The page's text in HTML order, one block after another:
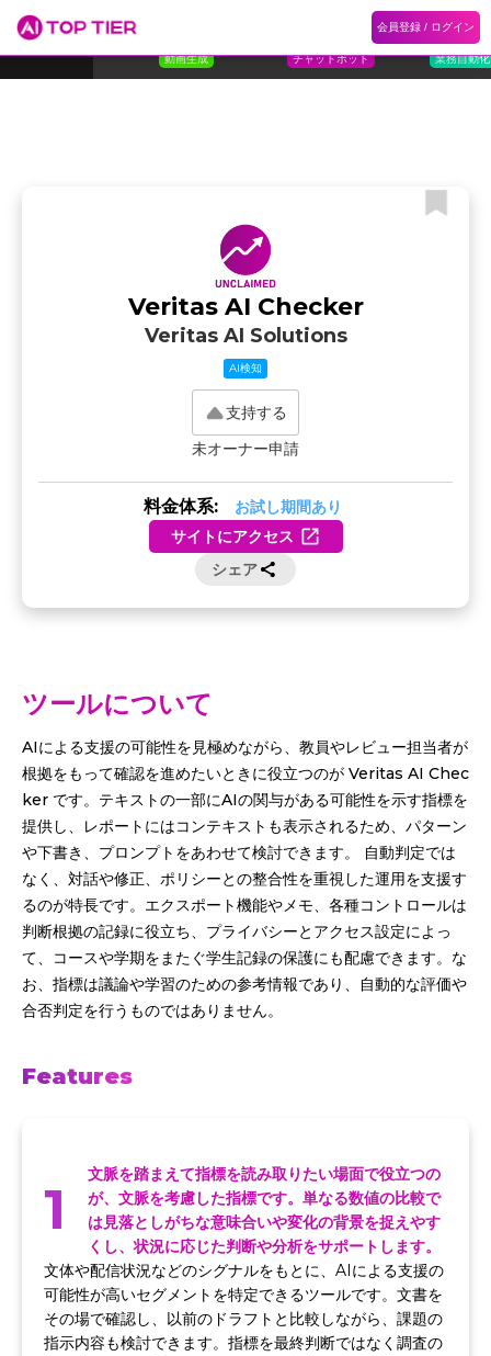
会員登録 / ログイン
ランキング
動画生成 チャットボット
3
Flokzu
業務自動化
Veritas AI Checker
Veritas AI Solutions
AI検知
支持する
未オーナー申請
料金体系: お試し期間あり
サイトにアクセス
シェア
ツールについて
AIによる支援の可能性を見極めながら、教員やレビュー担当者が
根拠をもって確認を進めたいときに役立つのが Veritas AI Chec
ker です。テキストの一部にAIの関与がある可能性を示す指標を
提供し、レポートにはコンテキストも表示されるため、パターン
や下書き、プロンプトをあわせて検討できます。 自動判定では
なく、対話や修正、ポリシーとの整合性を重視した運用を支援す
るのが特長です。エクスポート機能やメモ、各種コントロールは
判断根拠の記録に役立ち、プライバシーとアクセス設定によっ
て、コースや学期をまたぐ学生記録の保護にも配慮できます。な
お、指標は議論や学習のための参考情報であり、自動的な評価や
合否判定を行うものではありません。
Features
1
文脈を踏まえて指標を読み取りたい場面で役立つの
が、文脈を考慮した指標です。単なる数値の比較で
は見落としがちな意味合いや変化の背景を捉えやす
くし、状況に応じた判断や分析をサポートします。
文体や配信状況などのシグナルをもとに、AIによる支援の
可能性が高いセグメントを特定できるツールです。文書を
その場で確認し、以前のドラフトと比較しながら、課題の
指示内容も検討できます。指標を最終判断ではなく調査の
ホーム 記事